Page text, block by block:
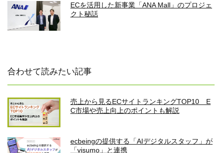
ECを活用した新事業「ANA Mall」のプロジェ
クト秘話
合わせて読みたい記事
売上から見るECサイトランキングTOP10 E
C市場や売上向上のポイントも解説
ecbeingの提供する「AIデジタルスタッフ」が
「visumo」と連携